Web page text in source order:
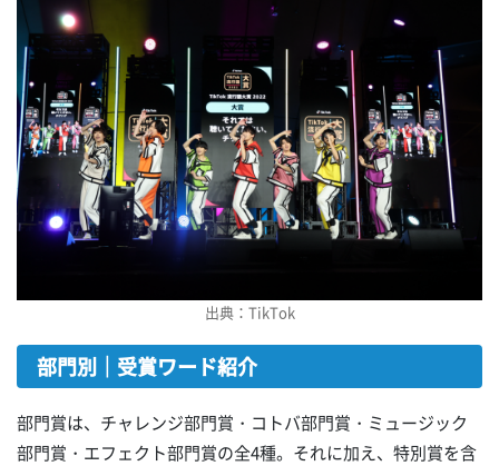
出典：TikTok
部門別｜受賞ワード紹介
部門賞は、チャレンジ部門賞・コトバ部門賞・ミュージック
部門賞・エフェクト部門賞の全4種。それに加え、特別賞を含